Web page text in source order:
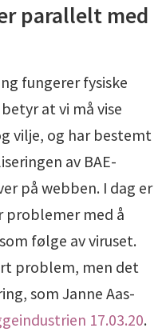
parallelt med
fungerer fysiske
at vi må vise
vilje, og har bestemt
av BAE-
på webben. I dag er
problemer med å
følge av viruset.
problem, men det
som Janne Aas-
17.03.20.